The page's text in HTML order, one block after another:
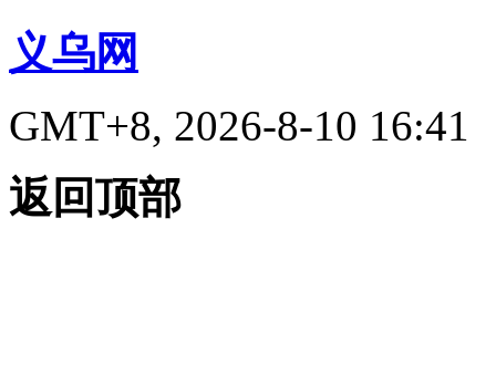
义乌网
GMT+8, 2026-8-10 16:41
返回顶部